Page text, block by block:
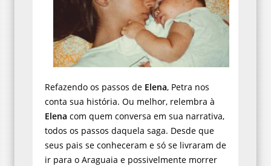
Refazendo os passos de Elena, Petra nos
conta sua história. Ou melhor, relembra à
Elena com quem conversa em sua narrativa,
todos os passos daquela saga. Desde que
seus pais se conheceram e só se livraram de
ir para o Araguaia e possivelmente morrer